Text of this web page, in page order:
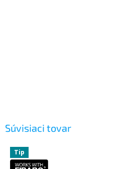
Súvisiaci tovar
Tip